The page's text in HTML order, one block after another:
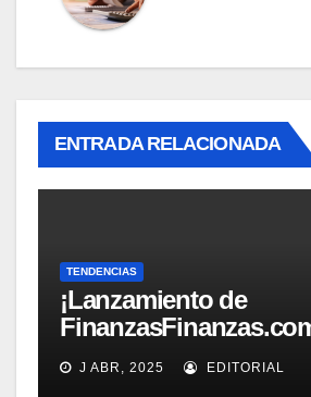
ENTRADA RELACIONADA
TENDENCIAS
¡Lanzamiento de
nueva fuente confiable
educación financiera
J ABR, 2025 EDITORIAL